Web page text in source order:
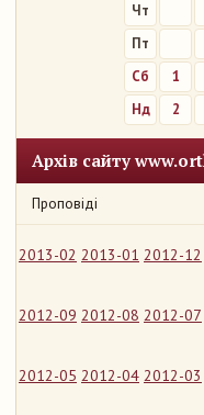
Чт
Пт
Сб
1
Нд
2
Архів сайту
Проповіді
2013-02 2013-01 2012-12
2012-09 2012-08 2012-07
2012-05 2012-04 2012-03